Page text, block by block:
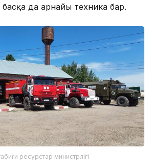
басқа да арнайы техника бар.
ресурстар министрлігі